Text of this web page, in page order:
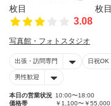
3.08
写真館・フォトスタジオ
出張・訪問専門 日祝OK
男性歓迎
本日の営業状況 10:00〜18:00
価格帯
￥1,100〜￥55,000